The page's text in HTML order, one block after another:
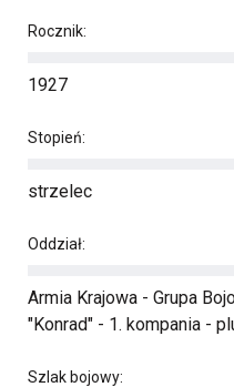
Rocznik:
1927
Stopień:
strzelec
Oddział:
Armia Krajowa - Grupa
"Konrad" - 1. kompania -
Szlak bojowy: